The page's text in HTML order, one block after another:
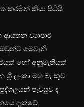
කරමින් කියා සිටියි.
ව්‍යාපාර
ඔවුන්ට මෙවැනි
හෝ අනුමැතියක්
ලංකා මහ බැංකුව
පැවසුව ද
දැක්වේ.